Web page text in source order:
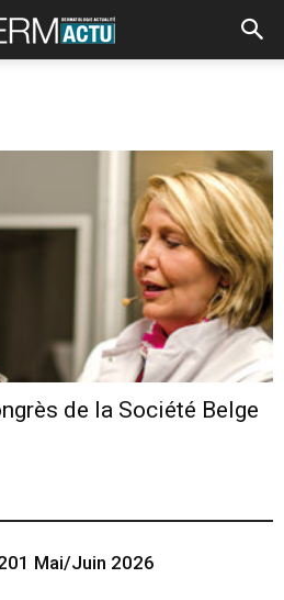
de la Société Belge
Mai/Juin 2026